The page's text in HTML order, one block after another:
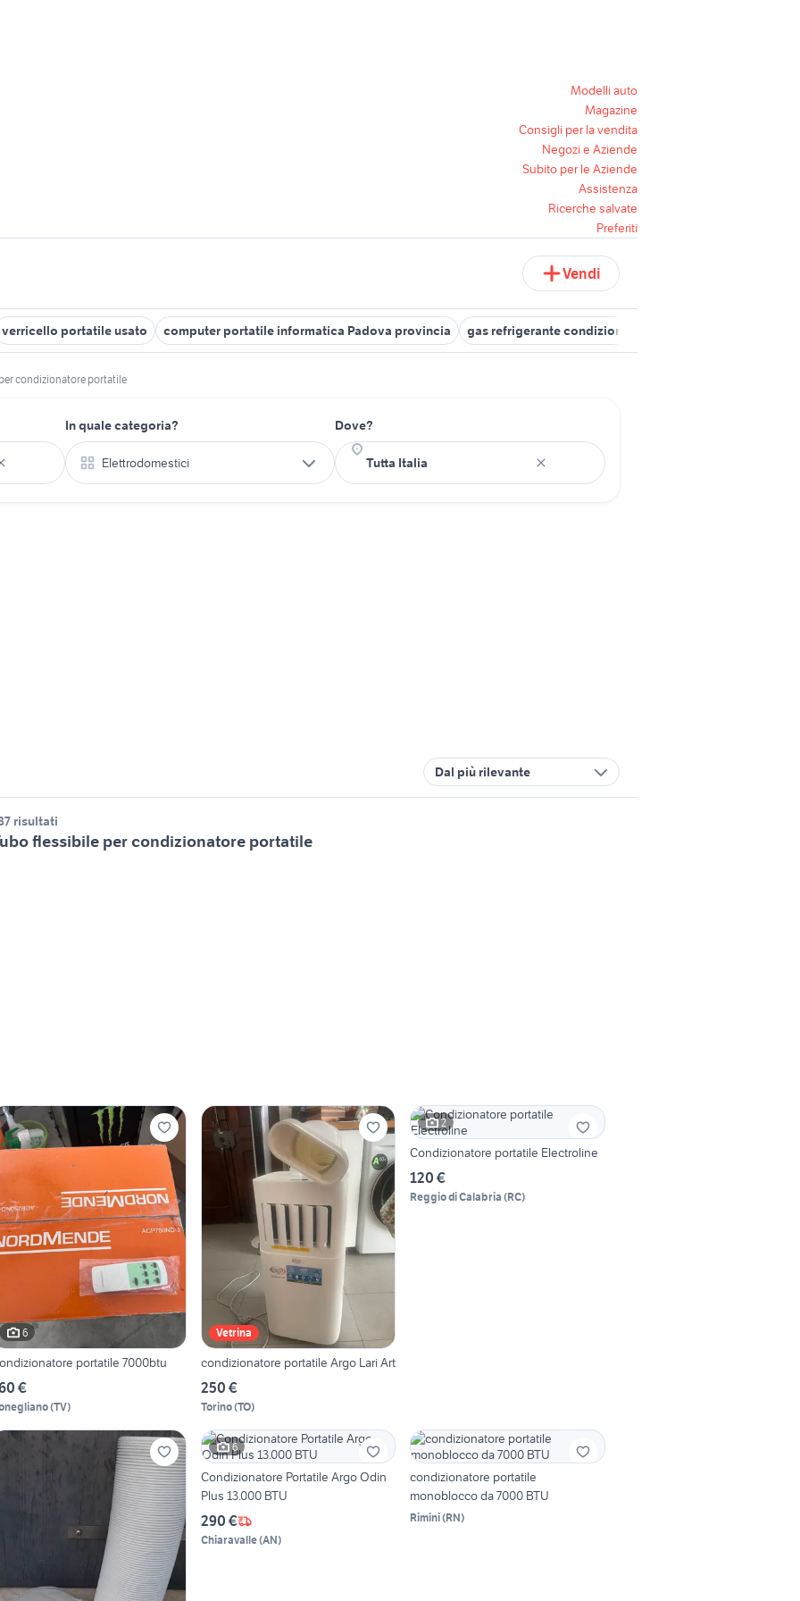
Modelli auto
Magazine
Consigli per la vendita
Negozi e Aziende
Subito per le Aziende
Assistenza
Ricerche salvate
Preferiti
Vendi
verricello portatile usato computer portatile informatica Padova provincia gas refrigerante condizionatori
condizionatore portatile
In quale categoria?
Elettrodomestici
Dove?
Dal più rilevante
risultati
flessibile per condizionatore portatile
6
portatile 7000btu
€
(TV)
Vetrina
condizionatore portatile Argo Lari Art
250 €
Torino(TO)
2
Condizionatore portatile Electroline
120 €
Reggio di Calabria (RC)
6
Condizionatore Portatile Argo Odin
Plus 13.000 BTU
290 €
Chiaravalle(AN)
condizionatore portatile
monoblocco da 7000 BTU
Rimini(RN)